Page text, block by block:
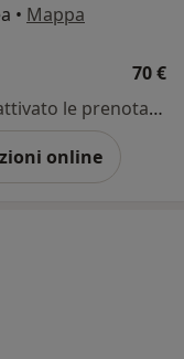
• Mappa
70 €
Questo dottore non ha ancora attivato le prenotazioni online presso questo indirizzo.
online